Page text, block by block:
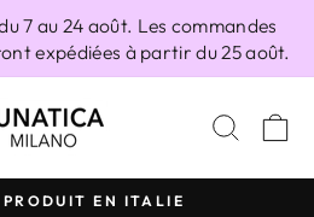
7 au 24 août. Les commandes
expédiées à partir du 25 août.
EN ITALIE